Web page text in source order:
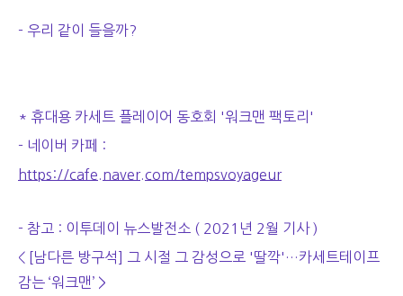
- 우리 같이 들을까?
* 휴대용 카세트 플레이어 동호회 '워크맨 팩토리'
- 네이버 카페 :
https://cafe.naver.com/tempsvoyageur
- 참고 : 이투데이 뉴스발전소 ( 2021년 2월 기사 )
< [남다른 방구석] 그 시절 그 감성으로 '딸깍'…카세트테이프
감는 ‘워크맨’ >